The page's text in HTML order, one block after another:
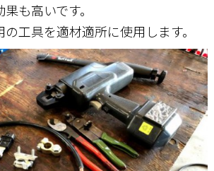
も高いです。
工具を適材適所に使用します。